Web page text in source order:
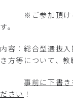
※ご参加頂ける
す。
内容：総合型選抜
き方等について、教
事前に下書
ださい ！